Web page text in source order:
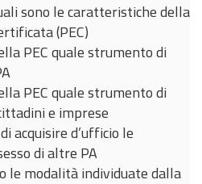
sono le caratteristiche della
(PEC)
PEC quale strumento di
PEC quale strumento di
e imprese
acquisire d’ufficio le
di altre PA
le modalità individuate dalla